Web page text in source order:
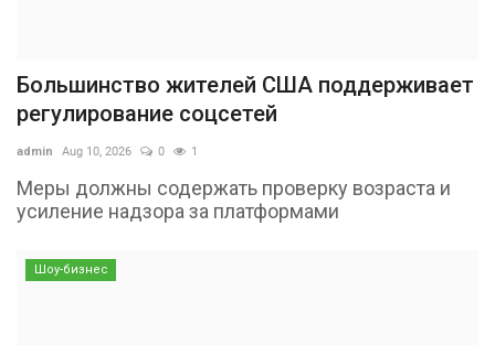
Большинство жителей США поддерживает
регулирование соцсетей
admin Aug 10, 2026 0 1
Меры должны содержать проверку возраста и
усиление надзора за платформами
Шоу-бизнес